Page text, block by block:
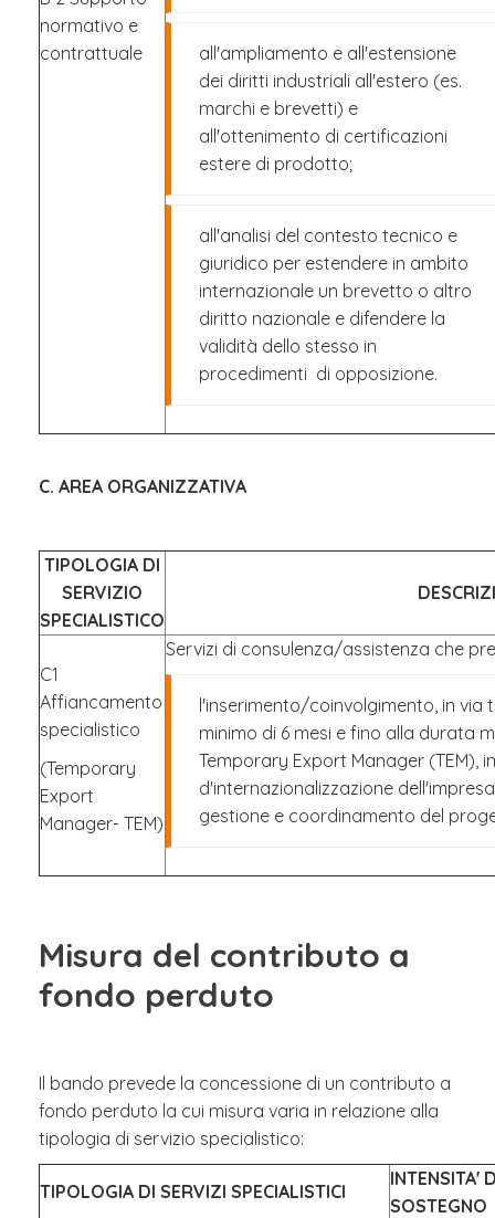
normativo e
contrattuale
all'ampliamento e all'estensione
dei diritti industriali all'estero (es.
marchi e brevetti) e
all'ottenimento di certificazioni
estere di prodotto;
all'analisi del contesto tecnico e
giuridico per estendere in ambito
internazionale un brevetto o altro
diritto nazionale e difendere la
validità dello stesso in
procedimenti di opposizione.
C. AREA ORGANIZZATIVA
TIPOLOGIA DI
SERVIZIO
SPECIALISTICO
C1
Affiancamento
specialistico
(Temporary
Export
Manager- TEM)
Servizi di consulenza/assistenza che
l'inserimento/coinvolgimento, in via
minimo di 6 mesi e fino alla durata
Temporary Export Manager (TEM),
d'internazionalizzazione
gestione e coordinamento del
Misura del contributo a
fondo perduto
Il bando prevede la concessione di un contributo a
fondo perduto la cui misura varia in relazione alla
tipologia di servizio specialistico:
TIPOLOGIA DI SERVIZI SPECIALISTICI
INTENSITA'
SOSTEGNO